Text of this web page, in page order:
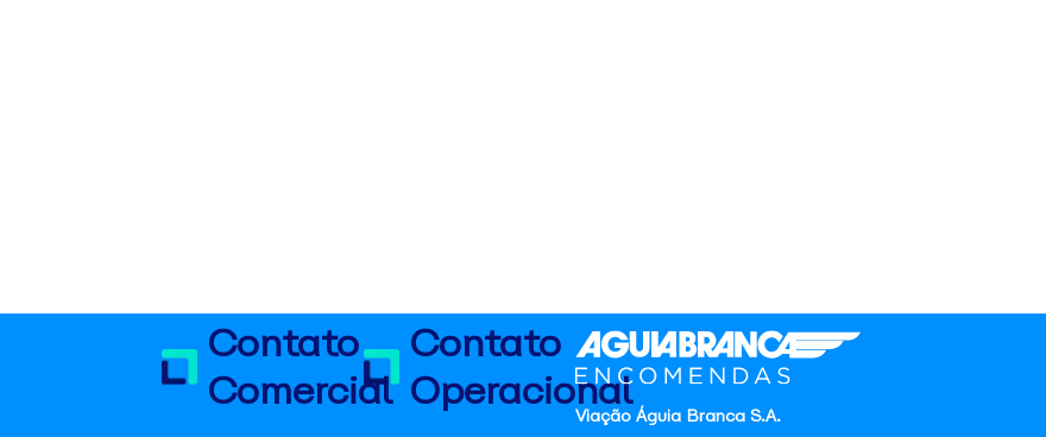
Viação Águia Branca S.A.
Contato
Comercial
Contato
Operacional